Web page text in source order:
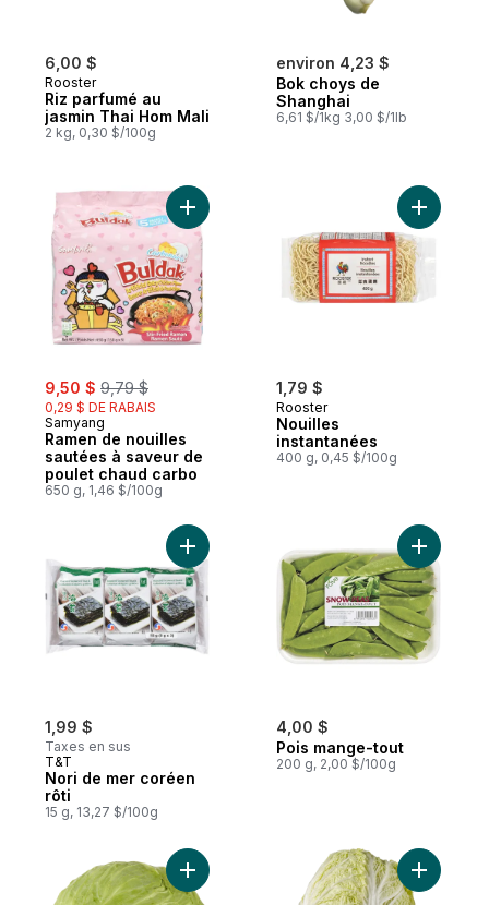
6,00 $
Rooster
Riz parfumé au
jasmin Thai Hom Mali
2 kg, 0,30 $/100g
environ 4,23 $
Bok choys de
Shanghai
6,61 $/1kg 3,00 $/1lb
sale:
9,50 $ , formerly:
9,79 $
0,29 $ DE RABAIS
Samyang
Ramen de nouilles
sautées à saveur de
poulet chaud carbo
650 g, 1,46 $/100g
Ajouter Ramen de nouilles sautées à
1,79 $
Rooster
Nouilles
instantanées
400 g, 0,45 $/100g
Ajouter
1,99 $
Taxes en sus
T&T
Nori de mer coréen
rôti
15 g, 13,27 $/100g
Ajouter Nori de mer coréen rôti au panier
4,00 $
Pois mange-tout
200 g, 2,00 $/100g
Ajouter
Ajouter Choux taïwanais au panierAjouter